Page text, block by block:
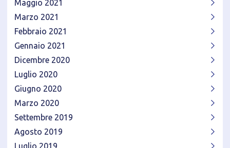
Maggio 2021
Marzo 2021
Febbraio 2021
Gennaio 2021
Dicembre 2020
Luglio 2020
Giugno 2020
Marzo 2020
Settembre 2019
Agosto 2019
Luglio 2019